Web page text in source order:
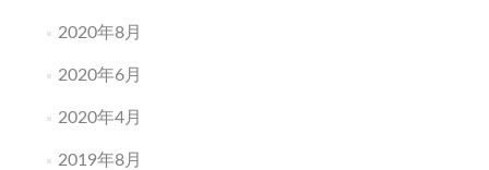
2020年8月
2020年6月
2020年4月
2019年8月